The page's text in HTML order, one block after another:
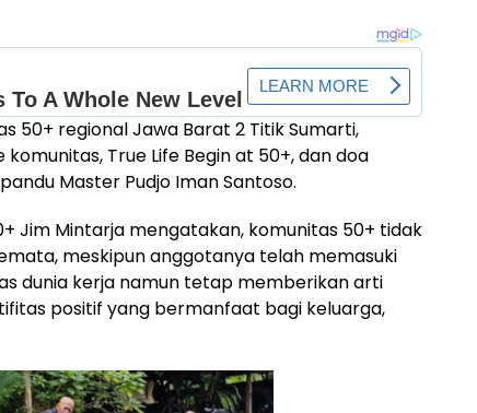
50+ regional Jawa Barat 2 Titik Sumarti,
True Life Begin at 50+, dan doa
Master Pudjo Iman Santoso.
Jim Mintarja mengatakan, komunitas 50+ tidak
meskipun anggotanya telah memasuki
dunia kerja namun tetap memberikan arti
positif yang bermanfaat bagi keluarga,